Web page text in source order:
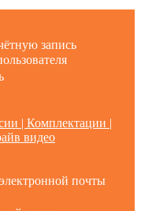
запись
| Комплектации |
видео
почты